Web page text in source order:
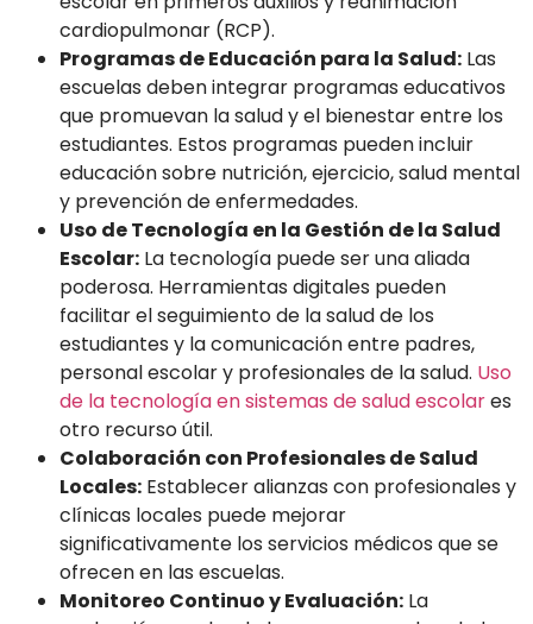
cardiopulmonar (RCP).
Programas de Educación para la Salud: Las
escuelas deben integrar programas educativos
que promuevan la salud y el bienestar entre los
estudiantes. Estos programas pueden incluir
educación sobre nutrición, ejercicio, salud mental
y prevención de enfermedades.
Uso de Tecnología en la Gestión de la Salud
Escolar: La tecnología puede ser una aliada
poderosa. Herramientas digitales pueden
facilitar el seguimiento de la salud de los
estudiantes y la comunicación entre padres,
personal escolar y profesionales de la salud. Uso
de la tecnología en sistemas de salud escolares
otro recurso útil.
Colaboración con Profesionales de Salud
Locales: Establecer alianzas con profesionales y
clínicas locales puede mejorar
significativamente los servicios médicos que se
ofrecen en las escuelas.
Monitoreo Continuo y Evaluación: La